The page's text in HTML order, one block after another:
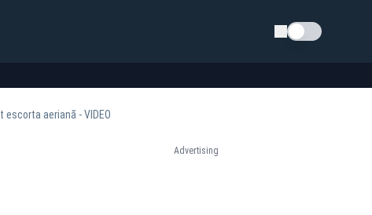
Schimba tema
aeriană - VIDEO
Advertising